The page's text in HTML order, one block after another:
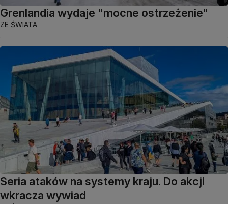
Grenlandia wydaje "mocne ostrzeżenie"
ZE ŚWIATA
Seria ataków na systemy kraju. Do akcji
wkracza wywiad